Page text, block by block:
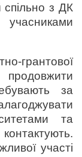
спільно з ДК
грантової
за
та
участі